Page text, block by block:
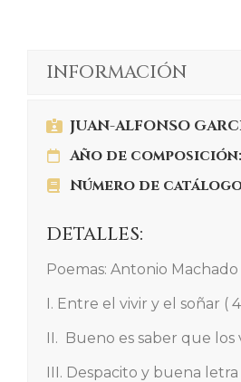
INFORMACIÓN
JUAN-ALFONSO
Año de composición:
Número de catálogo:
DETALLES:
Poemas: Antonio Machado
I. Entre el vivir y el soñar (
II. Bueno es saber que los
III. Despacito y buena letra